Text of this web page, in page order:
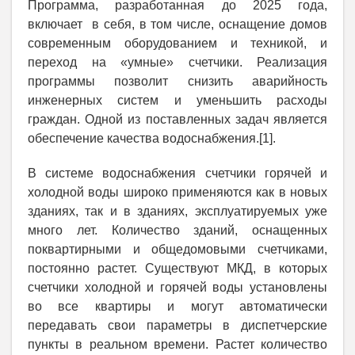
Программа, разработанная до 2025 года,
включает в себя, в том числе, оснащение домов
современным оборудованием и техникой, и
переход на «умные» счетчики. Реализация
программы позволит снизить аварийность
инженерных систем и уменьшить расходы
граждан. Одной из поставленных задач является
обеспечение качества водоснабжения.[1].
В системе водоснабжения счетчики горячей и
холодной воды широко применяются как в новых
зданиях, так и в зданиях, эксплуатируемых уже
много лет. Количество зданий, оснащенных
поквартирными и общедомовыми счетчиками,
постоянно растет. Существуют МКД, в которых
счетчики холодной и горячей воды установлены
во все квартиры и могут автоматически
передавать свои параметры в диспетчерские
пункты в реальном времени. Растет количество